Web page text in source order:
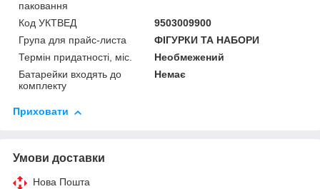
паковання
Код УКТВЕД
9503009900
Група для прайс-листа
ФІГУРКИ ТА НАБОРИ
Термін придатності, міс.
Необмежений
Батарейки входять до
комплекту
Немає
Приховати
Умови доставки
Нова Пошта